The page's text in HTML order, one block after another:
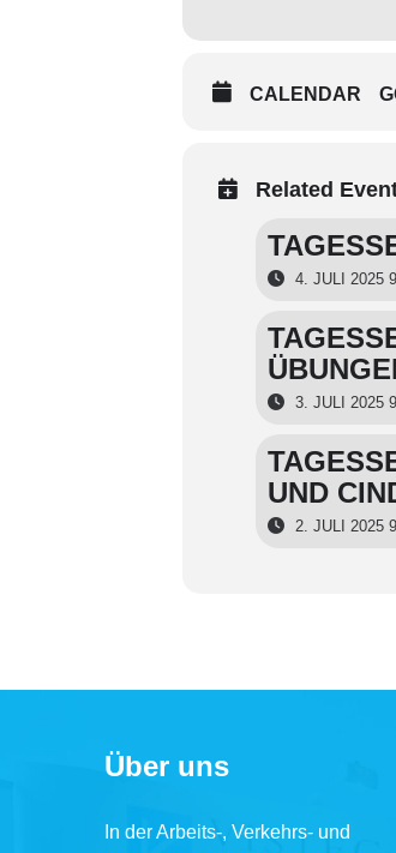
CALENDAR
Related
4. JULI 2025
3. JULI 2025
UND
2. JULI 2025
Über uns
In der Arbeits-, Verkehrs- und